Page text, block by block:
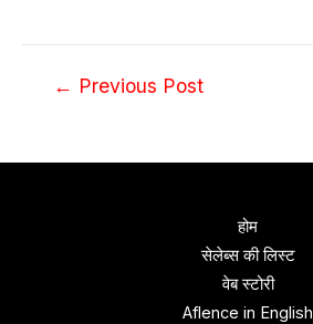
Post← Previous Post
होम
सेलेब्स की लिस्ट
वेब स्‍टोरी
Aflence in English